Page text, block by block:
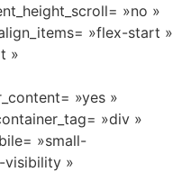
»no »
»flex-start »
»
»yes »
»div »
»small-
visibility »